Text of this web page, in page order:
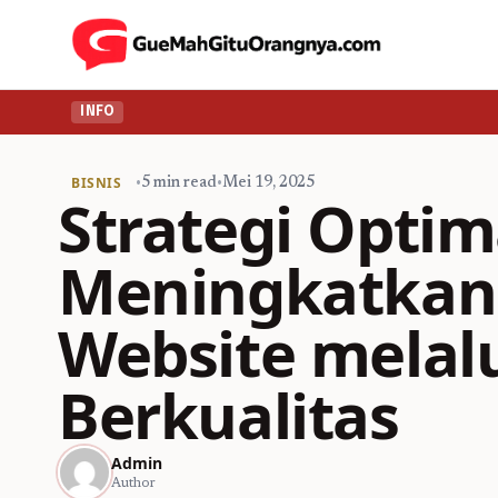
INFO
BISNIS •5 min read•Mei 19, 2025
Strategi
Website
Berkualitas
Admin
Author